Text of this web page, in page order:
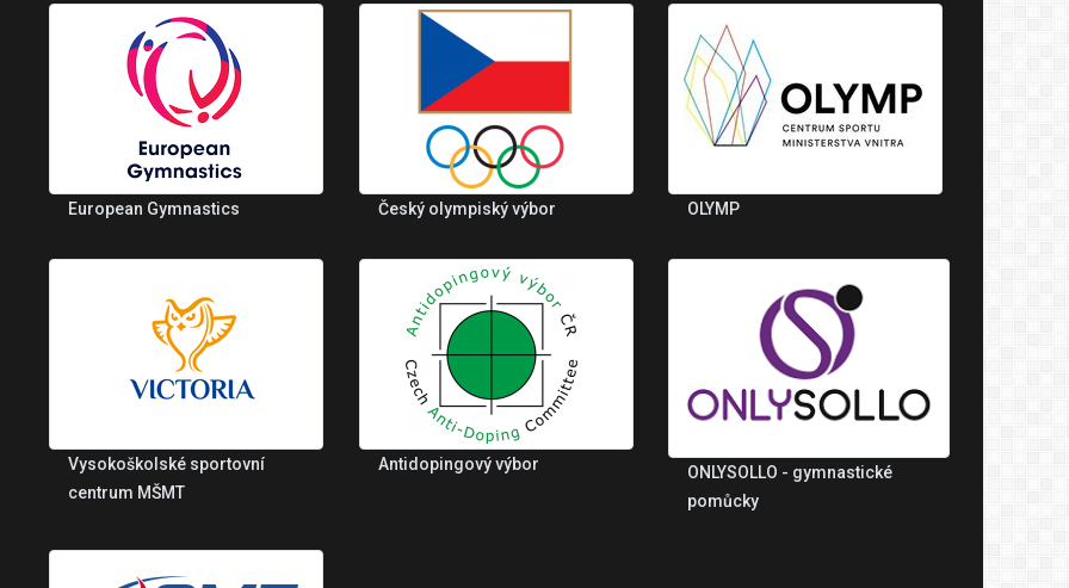
European Gymnastics Český olympiský výbor OLYMP
Vysokoškolské sportovní
centrum MŠMT
Antidopingový výbor
ONLYSOLLO - gymnastické
pomůcky